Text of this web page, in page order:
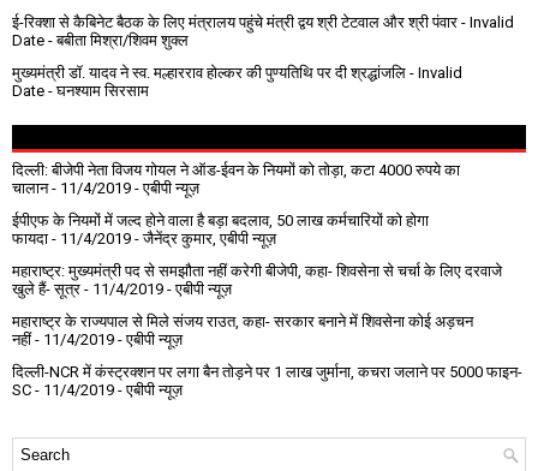
ई-रिक्शा से कैबिनेट बैठक के लिए मंत्रालय पहुंचे मंत्री द्वय श्री टेटवाल और श्री पंवार - Invalid
Date - बबीता मिश्रा/शिवम शुक्ल
मुख्यमंत्री डॉ. यादव ने स्व. मल्हारराव होल्कर की पुण्यतिथि पर दी श्रद्धांजलि - Invalid
Date - घनश्याम सिरसाम
दिल्ली: बीजेपी नेता विजय गोयल ने ऑड-ईवन के नियमों को तोड़ा, कटा 4000 रुपये का
चालान- 11/4/2019 - एबीपी न्यूज़
ईपीएफ के नियमों में जल्द होने वाला है बड़ा बदलाव, 50 लाख कर्मचारियों को होगा
फायदा - 11/4/2019 - जैनेंद्र कुमार, एबीपी न्यूज़
महाराष्ट्र: मुख्यमंत्री पद से समझौता नहीं करेगी बीजेपी, कहा- शिवसेना से चर्चा के लिए दरवाजे
खुले हैं- सूत्र - 11/4/2019 - एबीपी न्यूज़
महाराष्ट्र के राज्यपाल से मिले संजय राउत, कहा- सरकार बनाने में शिवसेना कोई अड़चन
नहीं- 11/4/2019 - एबीपी न्यूज़
दिल्ली-NCR में कंस्ट्रक्शन पर लगा बैन तोड़ने पर 1 लाख जुर्माना, कचरा जलाने पर ₹5000 फाइन-
SC - 11/4/2019 - एबीपी न्यूज़